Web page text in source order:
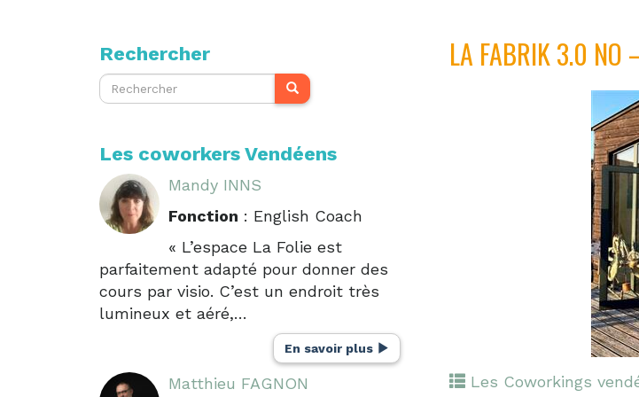
LA FABRIK 3.0
Les Coworkings
Rechercher
Les coworkers Vendéens
Mandy INNS
Fonction : English Coach
« L’espace La Folie est
parfaitement adapté pour donner des
cours par visio. C’est un endroit très
lumineux et aéré,…
En savoir plus
Matthieu FAGNON